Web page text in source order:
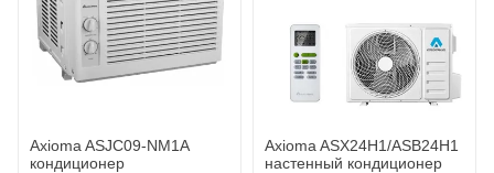
Axioma ASJC09-NM1A
кондиционер
Axioma ASX24H1/ASB24H1
настенный кондиционер